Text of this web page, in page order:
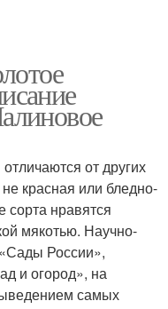
от других
красная или бледно-
сорта нравятся
мякотью. Научно-
России»,
и огород», на
самых